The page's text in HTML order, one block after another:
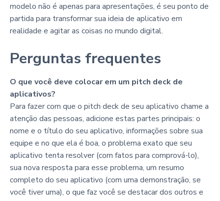
modelo não é apenas para apresentações, é seu ponto de
partida para transformar sua ideia de aplicativo em
realidade e agitar as coisas no mundo digital.
Perguntas frequentes
O que você deve colocar em um pitch deck de
aplicativos?
Para fazer com que o pitch deck de seu aplicativo chame a
atenção das pessoas, adicione estas partes principais: o
nome e o título do seu aplicativo, informações sobre sua
equipe e no que ela é boa, o problema exato que seu
aplicativo tenta resolver (com fatos para comprová-lo),
sua nova resposta para esse problema, um resumo
completo do seu aplicativo (com uma demonstração, se
você tiver uma), o que faz você se destacar dos outros e